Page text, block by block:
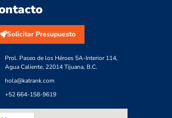
Solicitar Presupuesto
Prol. Paseo de los Héroes 5A-Interior 114,
Agua Caliente, 22014 Tijuana, B.C.
hola@katrank.com
+52 664-158-9619